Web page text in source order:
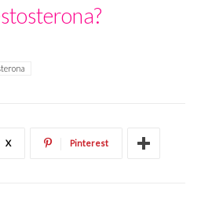
X Pinterest